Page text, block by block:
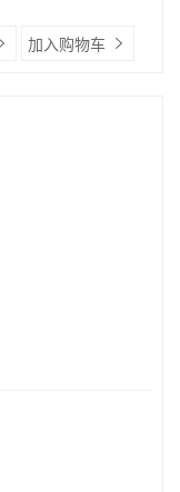
加入购物车